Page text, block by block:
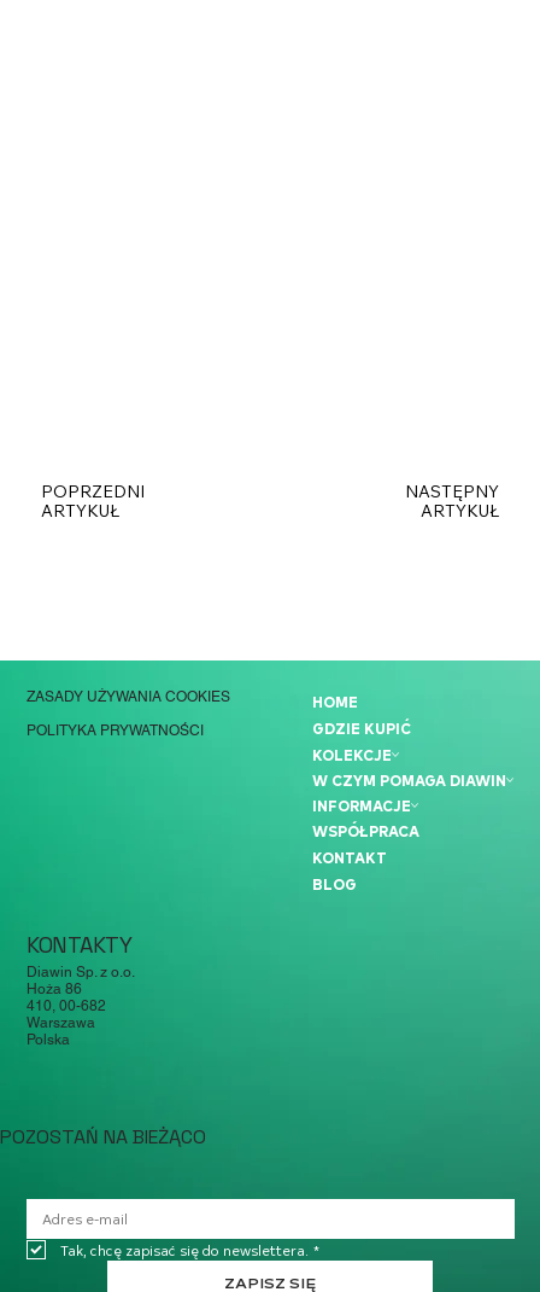
POPRZEDNI
ARTYKUŁ
NASTĘPNY
ARTYKUŁ
ZASADY UŻYWANIA COOKIES
POLITYKA PRYWATNOŚCI
HOME
GDZIE KUPIĆ
KOLEKCJE
W CZYM POMAGA DIAWIN
INFORMACJE
WSPÓŁPRACA
KONTAKT
BLOG
KONTAKTY
Diawin Sp. z o.o.
Hoża 86
410, 00-682
Warszawa
Polska
POZOSTAŃ NA BIEŻĄCO
Tak, chcę zapisać się do newslettera. *
ZAPISZ SIĘ